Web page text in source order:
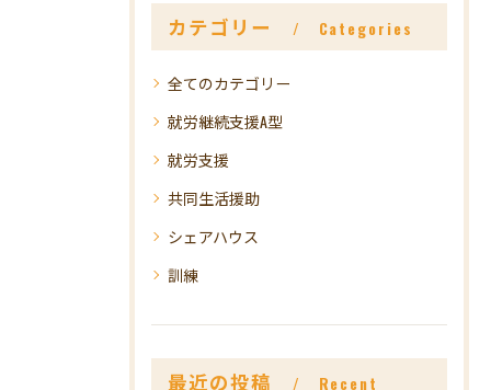
カテゴリー Categories
全てのカテゴリー
就労継続支援A型
就労支援
共同生活援助
シェアハウス
訓練
最近の投稿 Recent